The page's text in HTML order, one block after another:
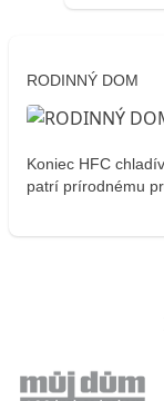
RODINNÝ DOM
Koniec HFC
patrí prírodnému